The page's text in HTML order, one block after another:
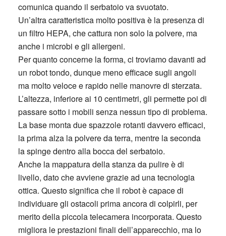
comunica quando il serbatoio va svuotato.
Un’altra caratteristica molto positiva è la presenza di
un filtro HEPA, che cattura non solo la polvere, ma
anche i microbi e gli allergeni.
Per quanto concerne la forma, ci troviamo davanti ad
un robot tondo, dunque meno efficace sugli angoli
ma molto veloce e rapido nelle manovre di sterzata.
L’altezza, inferiore ai 10 centimetri, gli permette poi di
passare sotto i mobili senza nessun tipo di problema.
La base monta due spazzole rotanti davvero efficaci,
la prima alza la polvere da terra, mentre la seconda
la spinge dentro alla bocca del serbatoio.
Anche la mappatura della stanza da pulire è di
livello, dato che avviene grazie ad una tecnologia
ottica. Questo significa che il robot è capace di
individuare gli ostacoli prima ancora di colpirli, per
merito della piccola telecamera incorporata. Questo
migliora le prestazioni finali dell’apparecchio, ma lo